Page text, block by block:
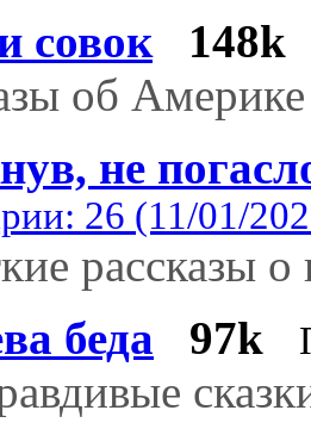
совок
148k
об Америке
не
26 (11/01/
рассказы
беда
97k